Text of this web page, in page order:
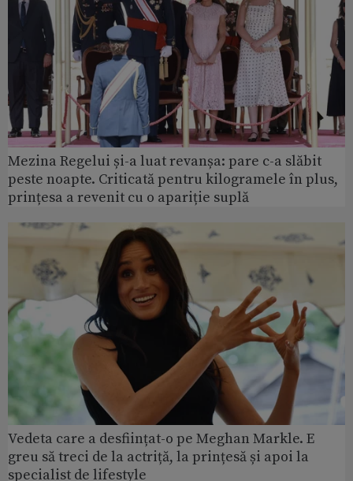
Mezina Regelui și-a luat revanșa: pare c-a slăbit
peste noapte. Criticată pentru kilogramele în plus,
prințesa a revenit cu o apariție suplă
Vedeta care a desființat-o pe Meghan Markle. E
greu să treci de la actriță, la prințesă și apoi la
specialist de lifestyle